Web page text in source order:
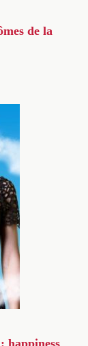
de la
happiness